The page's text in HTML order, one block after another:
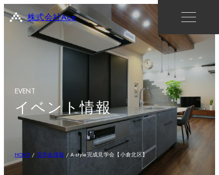
株式会社Ace
EVENT
イベント情報
HOME/ 見学会情報 /A-style完成見学会【小倉北区】